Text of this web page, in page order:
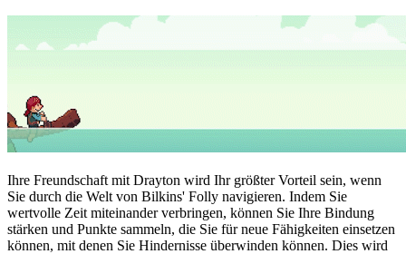
Ihre Freundschaft mit Drayton wird Ihr größter Vorteil sein, wenn
Sie durch die Welt von Bilkins' Folly navigieren. Indem Sie
wertvolle Zeit miteinander verbringen, können Sie Ihre Bindung
stärken und Punkte sammeln, die Sie für neue Fähigkeiten einsetzen
können, mit denen Sie Hindernisse überwinden können. Dies wird